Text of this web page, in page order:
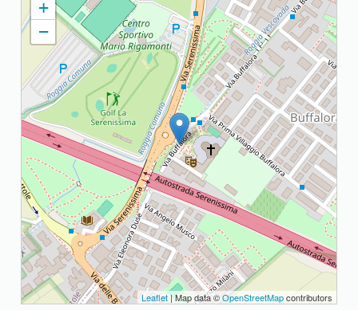
+
−
Leaflet| Map data ©OpenStreetMapcontributors